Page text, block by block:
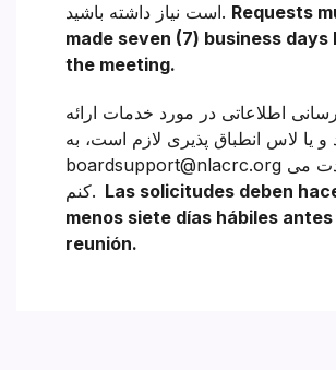
است نیاز داشته باشید. Requests
made seven (7) business days
the meeting.
اطلاعاتی در مورد خدمات ارائه
و یا لاس انطباق پذیری لازم است، به
boardsupport@nlacrc.org حسادت می
کنم. Las solicitudes deben
menos siete días hábiles antes
reunión.